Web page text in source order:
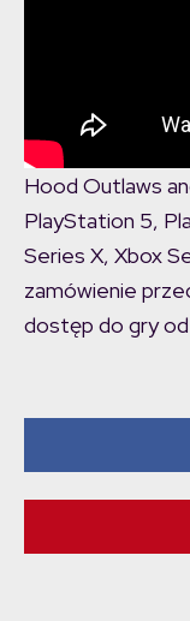
Hood Outlaws
PlayStation 5,
Series X, Xbox
zamówienie
dostęp do gry od